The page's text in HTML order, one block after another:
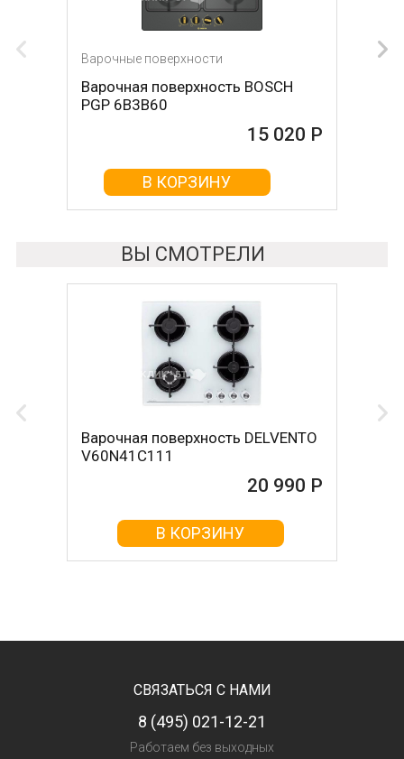
Варочные поверхности
Варочная поверхность BOSCH
PGP 6B3B60
15 020 Р
В КОРЗИНУ
Варочные поверхности
Варочная поверхность OASIS P-
MNRT (B)
15 026 Р
В КОРЗИНУ
ВЫ СМОТРЕЛИ
Варочная поверхность DELVENTO
V60N41C111
20 990 Р
В КОРЗИНУ
СВЯЗАТЬСЯ С НАМИ
8 (495) 021-12-21
Работаем без выходных